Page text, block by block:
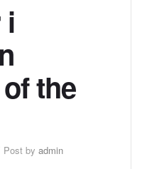
i
the
Post byadmin